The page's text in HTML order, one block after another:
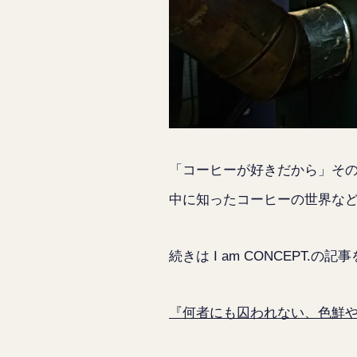
「コーヒーが好きだから」
中に知ったコーヒーの世界な
続きは I am CONCEPT.の記
『何者にも囚われない、色鮮